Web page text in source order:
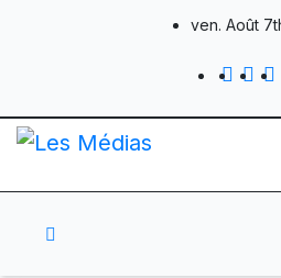
ven. Août